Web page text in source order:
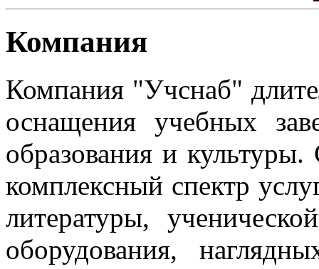
Компания
Компания "Учснаб"
оснащения учебных
образования и
комплексный спектр
литературы,
оборудования,